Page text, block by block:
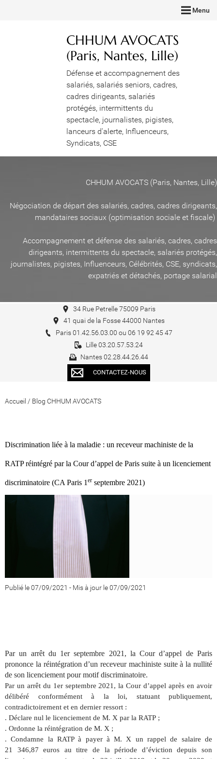
Menu
CHHUM AVOCATS
(Paris, Nantes, Lille)
Défense et accompagnement des
salariés, salariés seniors, cadres,
cadres dirigeants, salariés
protégés, intermittents du
spectacle, journalistes, pigistes,
lanceurs d'alerte, Influenceurs,
Syndicats, CSE
CHHUM AVOCATS (Paris, Nantes, Lille)
Négociation de départ des salariés, cadres, cadres dirigeants,
mandataires sociaux (optimisation sociale et fiscale)
Accompagnement et défense des salariés, cadres, cadres
dirigeants, intermittents du spectacle, salariés protégés,
journalistes, pigistes, Influenceurs, Célébrités, CSE, syndicats,
expatriés et détachés, portage salarial
34 Rue Petrelle 75009 Paris
41 quai de la Fosse 44000 Nantes
Paris 01.42.56.03.00 ou 06 19 92 45 47
Lille 03.20.57.53.24
Nantes 02.28.44.26.44
CONTACTEZ-NOUS
Accueil / Blog CHHUM AVOCATS
Discrimination liée à la maladie : un receveur machiniste de la
RATP réintégré par la Cour d’appel de Paris suite à un licenciement
discriminatoire (CA Paris 1 er septembre 2021)
Publié le 07/09/2021 - Mis à jour le 07/09/2021
Par un arrêt du 1er septembre 2021, la Cour d’appel de Paris
prononce la réintégration d’un receveur machiniste suite à la nullité
de son licenciement pour motif discriminatoire.
Par un arrêt du 1er septembre 2021, la Cour d’appel après en avoir
délibéré conformément à la loi, statuant publiquement,
contradictoirement et en dernier ressort :
. Déclare nul le licenciement de M. X par la RATP ;
. Ordonne la réintégration de M. X ;
. Condamne la RATP à payer à M. X un rappel de salaire de
21 346,87 euros au titre de la période d’éviction depuis son